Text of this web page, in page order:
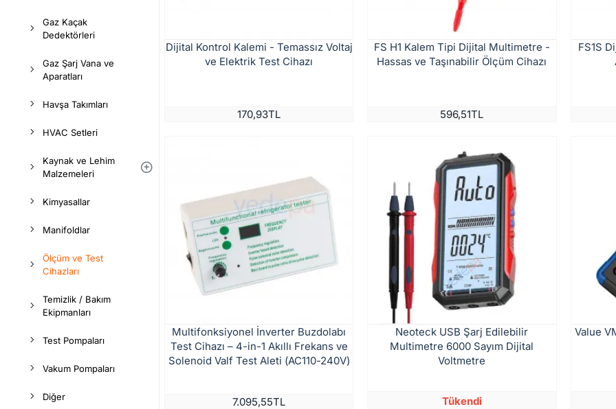
Gaz Kaçak
Dedektörleri
Gaz Şarj Vana ve
Aparatları
Havşa Takımları
HVAC Setleri
Kaynak ve Lehim
Malzemeleri
Kimyasallar
Manifoldlar
Ölçüm ve Test
Cihazları
Temizlik / Bakım
Ekipmanları
Test Pompaları
Vakum Pompaları
Diğer
Dijital Kontrol Kalemi - Temassız Voltaj
ve Elektrik Test Cihazı
170,93TL
FS H1 Kalem Tipi Dijital Multimetre -
Hassas ve Taşınabilir Ölçüm Cihazı
596,51TL
FS1S
Multifonksiyonel İnverter Buzdolabı
Test Cihazı – 4-in-1 Akıllı Frekans ve
Solenoid Valf Test Aleti (AC110-240V)
7.095,55TL
Neoteck USB Şarj Edilebilir
Multimetre 6000 Sayım Dijital
Voltmetre
Tükendi
Value